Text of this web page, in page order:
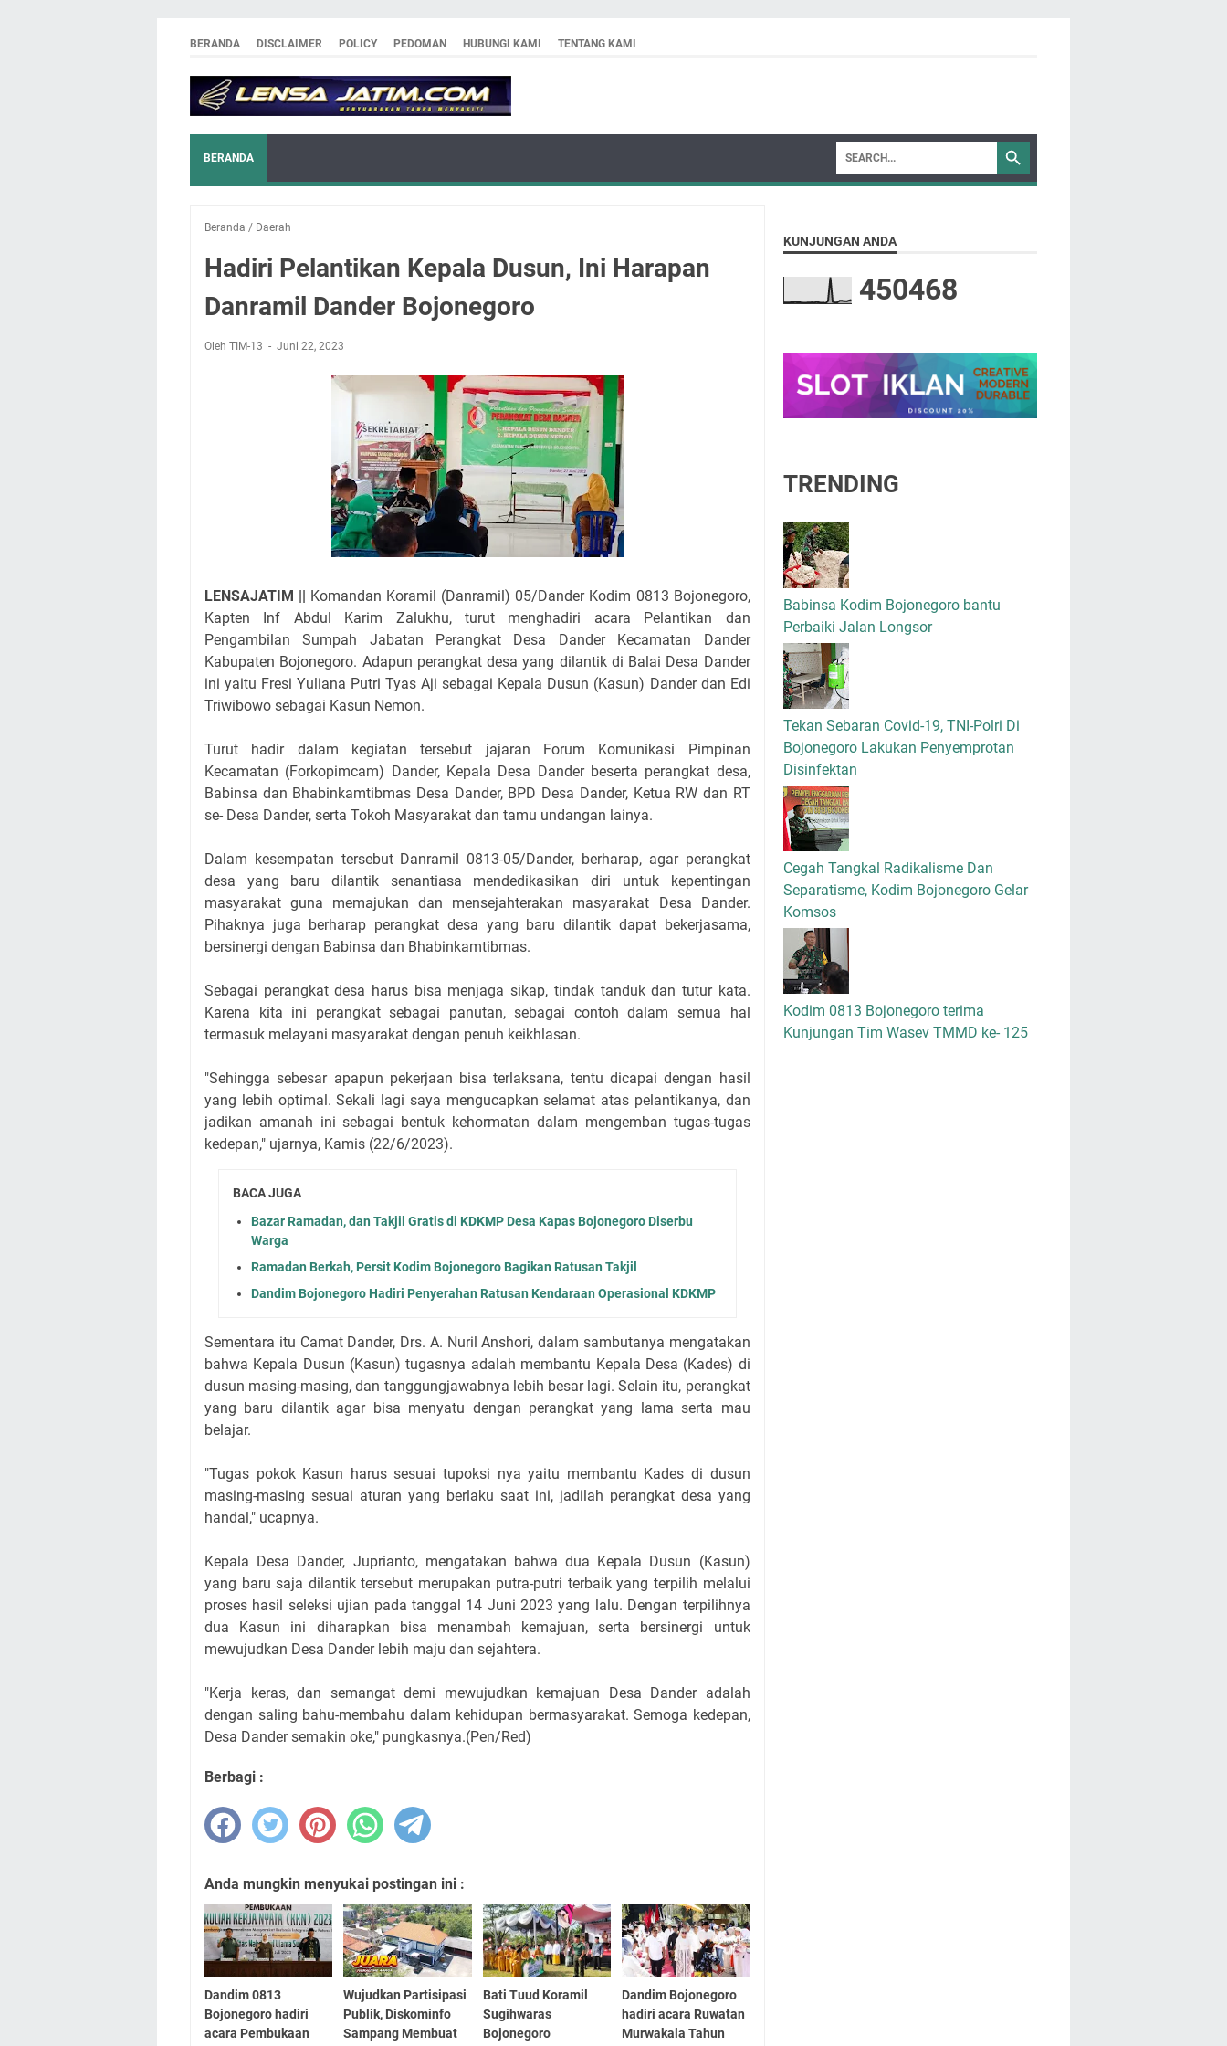
BERANDA DISCLAIMER POLICY PEDOMAN HUBUNGI KAMI TENTANG KAMI
BERANDA
Beranda / Daerah
Hadiri Pelantikan Kepala Dusun, Ini Harapan
Danramil Dander Bojonegoro
Oleh TIM-13 Juni 22, 2023
LENSAJATIM || Komandan Koramil (Danramil) 05/Dander Kodim 0813 Bojonegoro,
Kapten Inf Abdul Karim Zalukhu, turut menghadiri acara Pelantikan dan
Pengambilan Sumpah Jabatan Perangkat Desa Dander Kecamatan Dander
Kabupaten Bojonegoro. Adapun perangkat desa yang dilantik di Balai Desa Dander
ini yaitu Fresi Yuliana Putri Tyas Aji sebagai Kepala Dusun (Kasun) Dander dan Edi
Triwibowo sebagai Kasun Nemon.
Turut hadir dalam kegiatan tersebut jajaran Forum Komunikasi Pimpinan
Kecamatan (Forkopimcam) Dander, Kepala Desa Dander beserta perangkat desa,
Babinsa dan Bhabinkamtibmas Desa Dander, BPD Desa Dander, Ketua RW dan RT
se- Desa Dander, serta Tokoh Masyarakat dan tamu undangan lainya.
Dalam kesempatan tersebut Danramil 0813-05/Dander, berharap, agar perangkat
desa yang baru dilantik senantiasa mendedikasikan diri untuk kepentingan
masyarakat guna memajukan dan mensejahterakan masyarakat Desa Dander.
Pihaknya juga berharap perangkat desa yang baru dilantik dapat bekerjasama,
bersinergi dengan Babinsa dan Bhabinkamtibmas.
Sebagai perangkat desa harus bisa menjaga sikap, tindak tanduk dan tutur kata.
Karena kita ini perangkat sebagai panutan, sebagai contoh dalam semua hal
termasuk melayani masyarakat dengan penuh keikhlasan.
"Sehingga sebesar apapun pekerjaan bisa terlaksana, tentu dicapai dengan hasil
yang lebih optimal. Sekali lagi saya mengucapkan selamat atas pelantikanya, dan
jadikan amanah ini sebagai bentuk kehormatan dalam mengemban tugas-tugas
kedepan," ujarnya, Kamis (22/6/2023).
BACA JUGA
Bazar Ramadan, dan Takjil Gratis di KDKMP Desa Kapas Bojonegoro Diserbu
Warga
Ramadan Berkah, Persit Kodim Bojonegoro Bagikan Ratusan Takjil
Dandim Bojonegoro Hadiri Penyerahan Ratusan Kendaraan Operasional KDKMP
Sementara itu Camat Dander, Drs. A. Nuril Anshori, dalam sambutanya mengatakan
bahwa Kepala Dusun (Kasun) tugasnya adalah membantu Kepala Desa (Kades) di
dusun masing-masing, dan tanggungjawabnya lebih besar lagi. Selain itu, perangkat
yang baru dilantik agar bisa menyatu dengan perangkat yang lama serta mau
belajar.
"Tugas pokok Kasun harus sesuai tupoksi nya yaitu membantu Kades di dusun
masing-masing sesuai aturan yang berlaku saat ini, jadilah perangkat desa yang
handal," ucapnya.
Kepala Desa Dander, Juprianto, mengatakan bahwa dua Kepala Dusun (Kasun)
yang baru saja dilantik tersebut merupakan putra-putri terbaik yang terpilih melalui
proses hasil seleksi ujian pada tanggal 14 Juni 2023 yang lalu. Dengan terpilihnya
dua Kasun ini diharapkan bisa menambah kemajuan, serta bersinergi untuk
mewujudkan Desa Dander lebih maju dan sejahtera.
"Kerja keras, dan semangat demi mewujudkan kemajuan Desa Dander adalah
dengan saling bahu-membahu dalam kehidupan bermasyarakat. Semoga kedepan,
Desa Dander semakin oke," pungkasnya.(Pen/Red)
Berbagi :
Anda mungkin menyukai postingan ini :
Dandim 0813
Bojonegoro hadiri
acara Pembukaan
Wujudkan Partisipasi
Publik, Diskominfo
Sampang Membuat
Bati Tuud Koramil
Sugihwaras
Bojonegoro
Dandim Bojonegoro
hadiri acara Ruwatan
Murwakala Tahun
KUNJUNGAN ANDA
450468
TRENDING
Babinsa Kodim Bojonegoro bantu
Perbaiki Jalan Longsor
Tekan Sebaran Covid-19, TNI-Polri Di
Bojonegoro Lakukan Penyemprotan
Disinfektan
Cegah Tangkal Radikalisme Dan
Separatisme, Kodim Bojonegoro Gelar
Komsos
Kodim 0813 Bojonegoro terima
Kunjungan Tim Wasev TMMD ke- 125